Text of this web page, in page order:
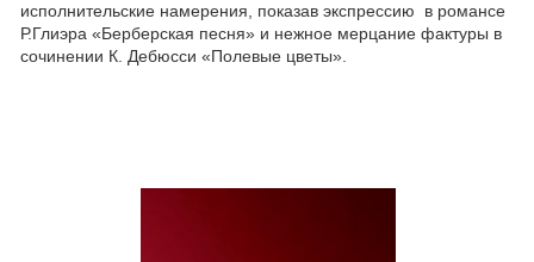
исполнительские намерения, показав экспрессию в романсе
Р.Глиэра «Берберская песня» и нежное мерцание фактуры в
сочинении К. Дебюсси «Полевые цветы».